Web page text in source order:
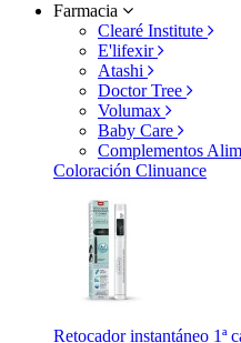
Farmacia
Clearé Institute
E'lifexir
Atashi
Doctor Tree
Volumax
Baby Care
Complementos
Coloración Clinuance
Retocador instantáneo 1ª